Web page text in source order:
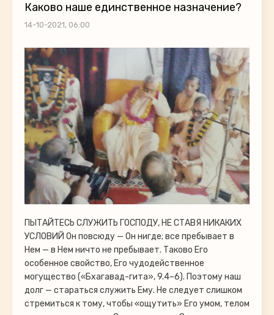
Каково наше единственное назначение?
14-10-2021, 06:00
ПЫТАЙТЕСЬ СЛУЖИТЬ ГОСПОДУ, НЕ СТАВЯ НИКАКИХ
УСЛОВИЙ Он повсюду — Он нигде; все пребывает в
Нем — в Нем ничто не пребывает. Таково Его
особенное свойство, Его чудодейственное
могущество («Бхагавад-гита», 9.4–6). Поэтому наш
долг — стараться служить Ему. Не следует слишком
стремиться к тому, чтобы «ощутить» Его умом, телом